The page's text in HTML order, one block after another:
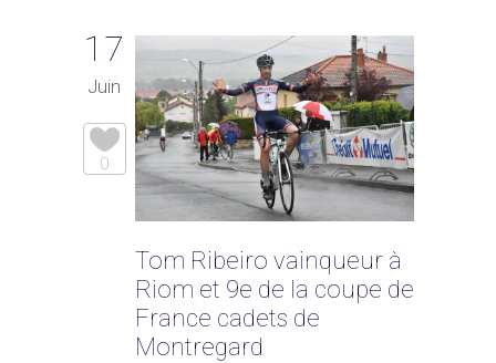
17
Juin
0
Tom Ribeiro vainqueur à
Riom et 9e de la coupe de
France cadets de
Montregard